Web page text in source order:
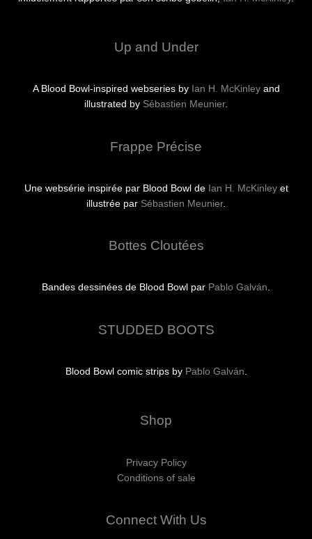
Up and Under
A Blood Bowl-inspired webseries by Ian H. McKinleyand
illustrated by Sébastien Meunier.
Frappe Précise
Une websérie inspirée par Blood Bowl de Ian H. McKinleyet
illustrée par Sébastien Meunier.
Bottes Cloutées
Bandes dessinées de Blood Bowl par Pablo Galván.
STUDDED BOOTS
Blood Bowl comic strips by Pablo Galván.
Shop
Privacy Policy
Conditions of sale
Connect With Us